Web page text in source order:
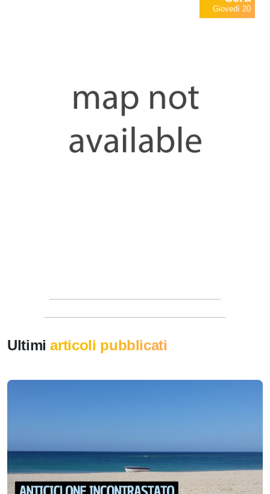
Giovedì 20
Ultimiarticoli pubblicati